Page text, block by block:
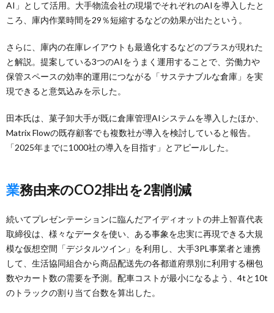
AI」として活用。大手物流会社の現場でそれぞれのAIを導入したと
ころ、庫内作業時間を29％短縮するなどの効果が出たという。
さらに、庫内の在庫レイアウトも最適化するなどのプラスが現れた
と解説。提案している3つのAIをうまく運用することで、労働力や
保管スペースの効率的運用につながる「サステナブルな倉庫」を実
現できると意気込みを示した。
田本氏は、菓子卸大手が既に倉庫管理AIシステムを導入したほか、
Matrix Flowの既存顧客でも複数社が導入を検討していると報告。
「2025年までに1000社の導入を目指す」とアピールした。
業務由来のCO2排出を2割削減
続いてプレゼンテーションに臨んだアイディオットの井上智喜代表
取締役は、様々なデータを使い、ある事象を忠実に再現できる大規
模な仮想空間「デジタルツイン」を利用し、大手3PL事業者と連携
して、生活協同組合から商品配送先の各都道府県別に利用する梱包
数やカート数の需要を予測。配車コストが最小になるよう、4tと10t
のトラックの割り当て台数を算出した。